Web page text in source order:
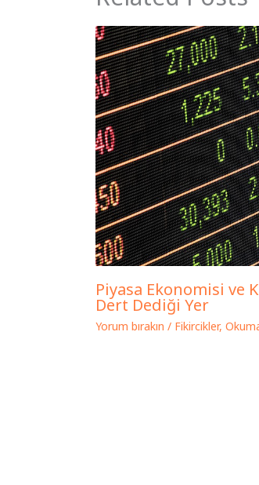
Piyasa Ekonomisi ve
Dert Dediği Yer
Yorum bırakın / Fikircikler,